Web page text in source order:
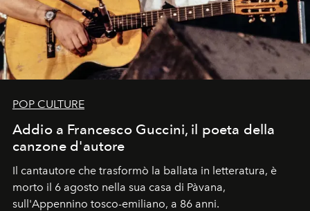
POP CULTURE
Addio a Francesco Guccini, il poeta della
canzone d'autore
Il cantautore che trasformò la ballata in letteratura, è
morto il 6 agosto nella sua casa di Pàvana,
sull'Appennino tosco-emiliano, a 86 anni.